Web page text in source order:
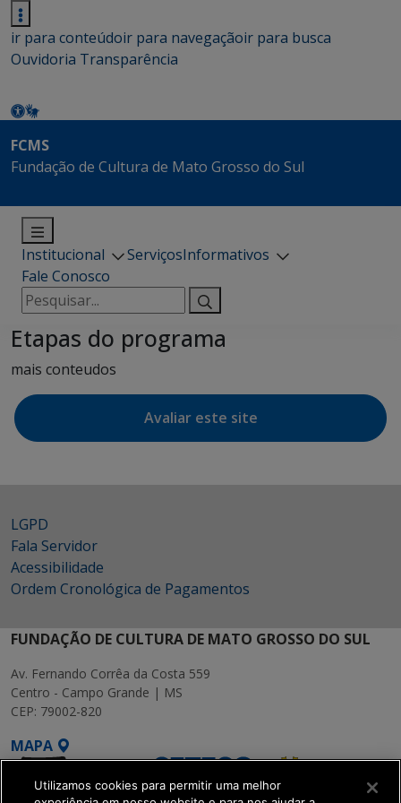
ir para conteúdoir para navegaçãoir para busca
Ouvidoria Transparência
FCMS
Fundação de Cultura de Mato Grosso do Sul
Institucional ServiçosInformativos
Fale Conosco
Pesquisar
por:
Etapas do programa
mais conteudos
Avaliar este site
LGPD
Fala Servidor
Acessibilidade
Ordem Cronológica de Pagamentos
FUNDAÇÃO DE CULTURA DE MATO GROSSO DO SUL
Av. Fernando Corrêa da Costa 559
Centro - Campo Grande | MS
CEP: 79002-820
MAPA
Utilizamos cookies para permitir uma melhor